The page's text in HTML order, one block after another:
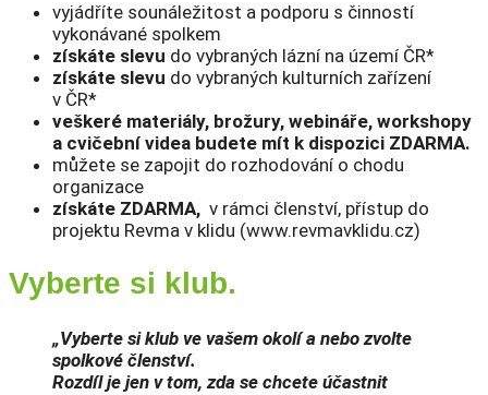
vyjádříte sounáležitost a podporu s činností
vykonávané spolkem
získáte slevu do vybraných lázní na území ČR*
získáte slevu do vybraných kulturních zařízení
v ČR*
veškeré materiály, brožury, webináře, workshopy
a cvičební videa budete mít k dispozici ZDARMA.
můžete se zapojit do rozhodování o chodu
organizace
získáte ZDARMA, v rámci členství, přístup do
projektu Revma v klidu (www.revmavklidu.cz)
Vyberte si klub.
„Vyberte si klub ve vašem okolí a nebo zvolte
spolkové členství.
Rozdíl je jen v tom, zda se chcete účastnit